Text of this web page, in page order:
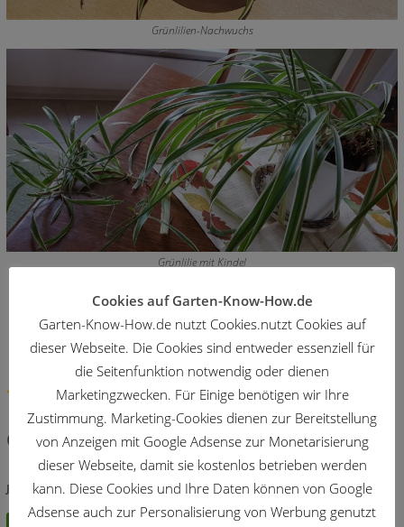
Grünlilien-Nachwuchs
Grünlilie mit Kindel
merken teilen teilen
teilen teilen
5/5 (9)
Gefällt Dir der Artikel?
Jetzt bewerten:
Cookies auf Garten-Know-How.de
Garten-Know-How.de nutzt Cookies.nutzt Cookies auf
dieser Webseite. Die Cookies sind entweder essenziell für
die Seitenfunktion notwendig oder dienen
Marketingzwecken. Für Einige benötigen wir Ihre
Zustimmung. Marketing-Cookies dienen zur Bereitstellung
von Anzeigen mit Google Adsense zur Monetarisierung
dieser Webseite, damit sie kostenlos betrieben werden
kann. Diese Cookies und Ihre Daten können von Google
Adsense auch zur Personalisierung von Werbung genutzt